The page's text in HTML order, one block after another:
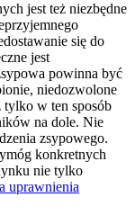
jest też niezbędne
się do
jest
powinna być
niedozwolone
tylko w ten sposób
na dole. Nie
zsypowego.
konkretnych
nie tylko
uprawnienia